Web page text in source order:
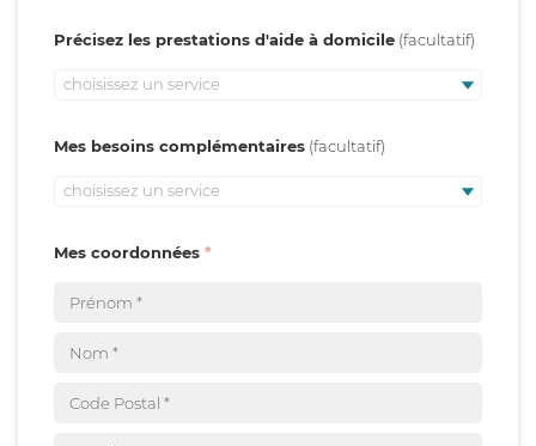
Précisez les prestations d'aide à domicile
choisissez un service
Mes besoins complémentaires
choisissez un service
Mes coordonnées